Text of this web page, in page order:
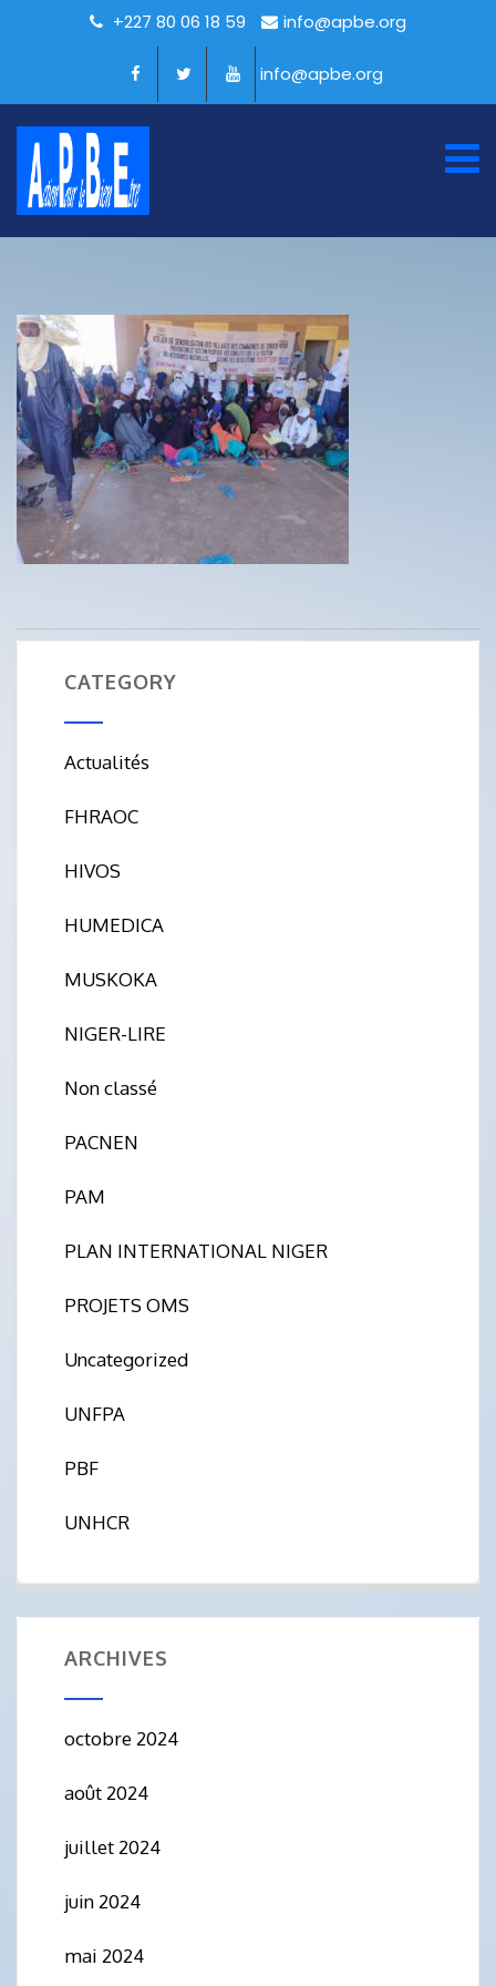
+227 80 06 18 59 info@apbe.org
info@apbe.org
CATEGORY
Actualités
FHRAOC
HIVOS
HUMEDICA
MUSKOKA
NIGER-LIRE
Non classé
PACNEN
PAM
PLAN INTERNATIONAL NIGER
PROJETS OMS
Uncategorized
UNFPA
PBF
UNHCR
ARCHIVES
octobre 2024
août 2024
juillet 2024
juin 2024
mai 2024